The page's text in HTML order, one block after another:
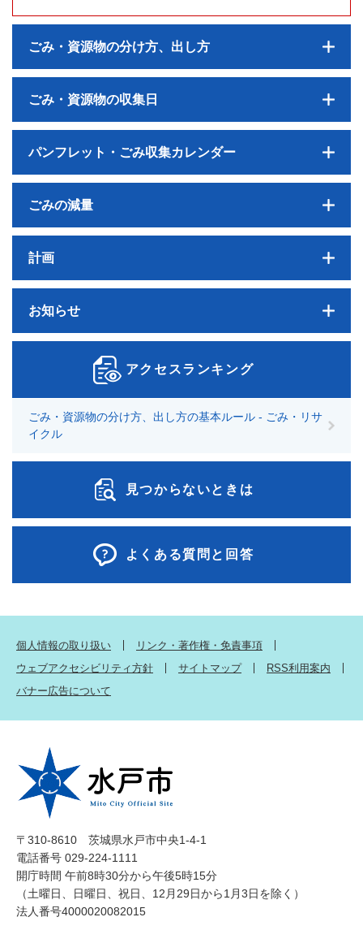
ごみ・資源物の分け方、出し方
ごみ・資源物の収集日
パンフレット・ごみ収集カレンダー
ごみの減量
計画
お知らせ
アクセスランキング
ごみ・資源物の分け方、出し方の基本ルール - ごみ・リサ
イクル
見つからないときは
よくある質問と回答
個人情報の取り扱い
リンク・著作権・免責事項
ウェブアクセシビリティ方針
サイトマップ
RSS利用案内
バナー広告について
〒310-8610 茨城県水戸市中央1-4-1
電話番号 029-224-1111
開庁時間 午前8時30分から午後5時15分
（土曜日、日曜日、祝日、12月29日から1月3日を除く）
法人番号4000020082015